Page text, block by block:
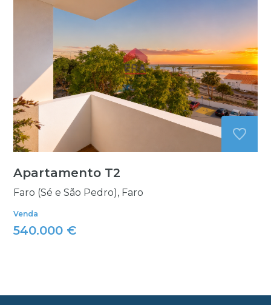
Apartamento T2
Faro (Sé e São Pedro), Faro
Venda
540.000 €